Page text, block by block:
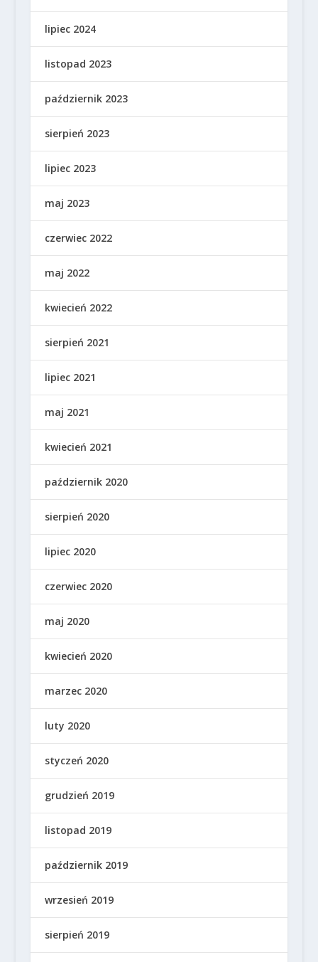
lipiec 2024
listopad 2023
październik 2023
sierpień 2023
lipiec 2023
maj 2023
czerwiec 2022
maj 2022
kwiecień 2022
sierpień 2021
lipiec 2021
maj 2021
kwiecień 2021
październik 2020
sierpień 2020
lipiec 2020
czerwiec 2020
maj 2020
kwiecień 2020
marzec 2020
luty 2020
styczeń 2020
grudzień 2019
listopad 2019
październik 2019
wrzesień 2019
sierpień 2019